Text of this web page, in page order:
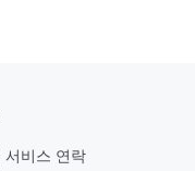
서비스 연락